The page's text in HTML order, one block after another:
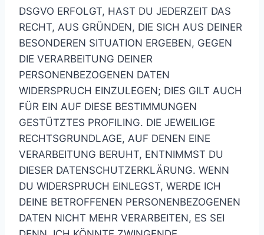
DSGVO ERFOLGT, HAST DU JEDERZEIT DAS
RECHT, AUS GRÜNDEN, DIE SICH AUS DEINER
BESONDEREN SITUATION ERGEBEN, GEGEN
DIE VERARBEITUNG DEINER
PERSONENBEZOGENEN DATEN
WIDERSPRUCH EINZULEGEN; DIES GILT AUCH
FÜR EIN AUF DIESE BESTIMMUNGEN
GESTÜTZTES PROFILING. DIE JEWEILIGE
RECHTSGRUNDLAGE, AUF DENEN EINE
VERARBEITUNG BERUHT, ENTNIMMST DU
DIESER DATENSCHUTZERKLÄRUNG. WENN
DU WIDERSPRUCH EINLEGST, WERDE ICH
DEINE BETROFFENEN PERSONENBEZOGENEN
DATEN NICHT MEHR VERARBEITEN, ES SEI